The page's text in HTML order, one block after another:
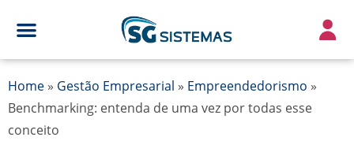
Home » Gestão Empresarial » Empreendedorismo »
Benchmarking: entenda de uma vez por todas esse
conceito